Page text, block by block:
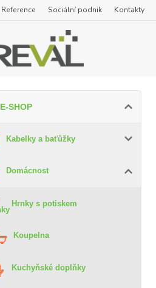
Reference Sociální podnik Kontakty
E-SHOP
Kabelky a baťůžky
Domácnost
Hrnky s potiskem
Koupelna
Kuchyňské doplňky